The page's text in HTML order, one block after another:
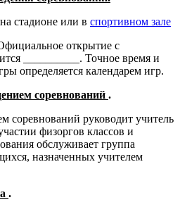
стадионе или в спортивном зале
открытие с
__________. Точное время и
определяется календарем игр.
соревнований .
соревнований руководит учитель
физоргов классов и
обслуживает группа
назначенных учителем
.